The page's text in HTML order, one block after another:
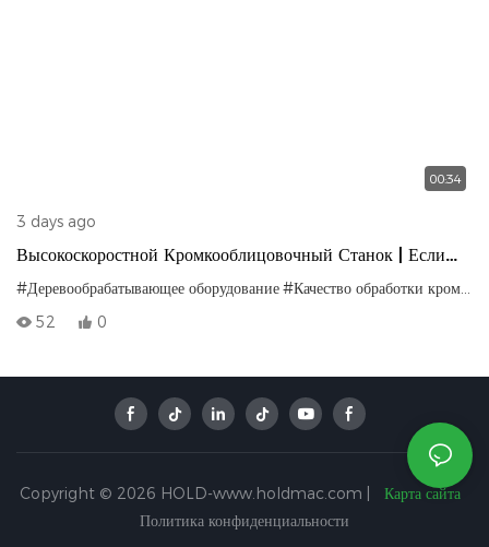
00:34
3 days ago
Высокоскоростной Кромкооблицовочный Станок | Если
Кромкооблицовка Выполнена Неправильно, Даже Самые
#Деревообрабатывающее оборудование#Качество обработки кромок
52
0
Copyright © 2026 HOLD-www.holdmac.com |
Карта сайта
Политика конфиденциальности